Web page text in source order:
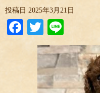
投稿日 2025年3月21日
Facebook
Twitter